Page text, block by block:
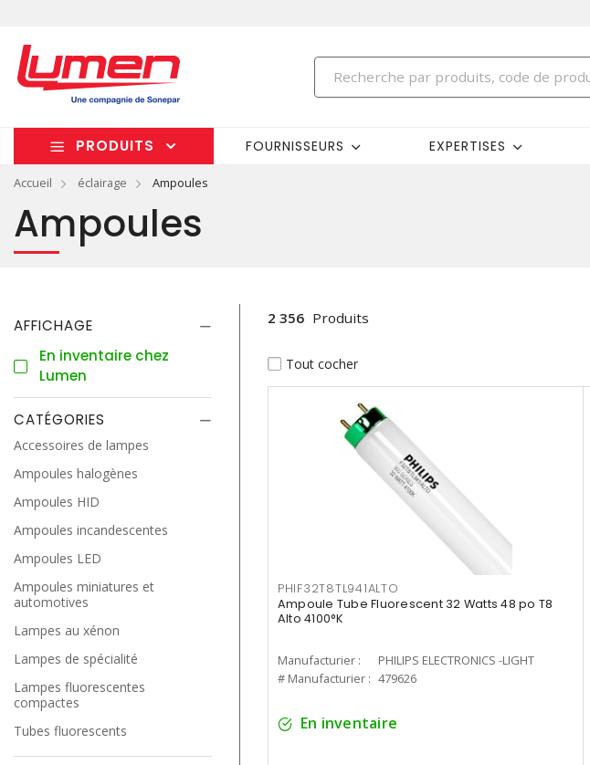
PRODUITS FOURNISSEURS EXPERTISES
Accueil éclairage Ampoules
Ampoules
AFFICHAGE
En inventaire chez
Lumen
CATÉGORIES
Accessoires de lampes
Ampoules halogènes
Ampoules HID
Ampoules incandescentes
Ampoules LED
Ampoules miniatures et
automotives
Lampes au xénon
Lampes de spécialité
Lampes fluorescentes
compactes
Tubes fluorescents
2 356 Produits
Tout cocher
PHIF32T8TL941ALTO
Ampoule Tube Fluorescent 32 Watts 48 po T8
Alto 4100°K
Manufacturier :
PHILIPS ELECTRONICS -LIGHT
# Manufacturier : 479626
En inventaire